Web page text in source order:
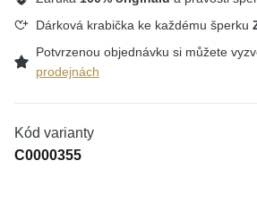
Dárková krabička ke každému šperku
Potvrzenou objednávku si můžete
prodejnách
Kód varianty
C0000355